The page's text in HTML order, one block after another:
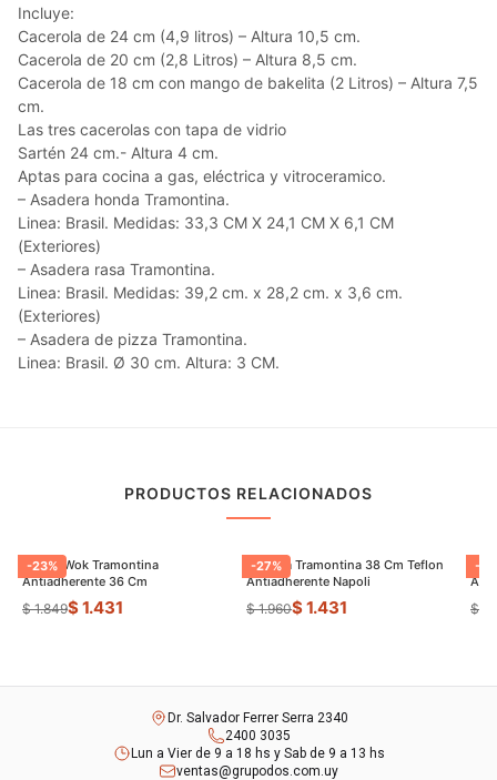
Incluye:
Cacerola de 24 cm (4,9 litros) – Altura 10,5 cm.
Cacerola de 20 cm (2,8 Litros) – Altura 8,5 cm.
Cacerola de 18 cm con mango de bakelita (2 Litros) – Altura 7,5
cm.
Las tres cacerolas con tapa de vidrio
Sartén 24 cm.- Altura 4 cm.
Aptas para cocina a gas, eléctrica y vitroceramico.
– Asadera honda Tramontina.
Linea: Brasil. Medidas: 33,3 CM X 24,1 CM X 6,1 CM
(Exteriores)
– Asadera rasa Tramontina.
Linea: Brasil. Medidas: 39,2 cm. x 28,2 cm. x 3,6 cm.
(Exteriores)
– Asadera de pizza Tramontina.
Linea: Brasil. Ø 30 cm. Altura: 3 CM.
PRODUCTOS RELACIONADOS
-23%
Sarten Wok Tramontina
Antiadherente 36 Cm
$ 1.849$ 1.431
-27%
Paellera Tramontina 38 Cm Teflon
Antiadherente Napoli
$ 1.960$ 1.431
-
$
Dr. Salvador Ferrer Serra 2340
2400 3035
Lun a Vier de 9 a 18 hs y Sab de 9 a 13 hs
ventas@grupodos.com.uy